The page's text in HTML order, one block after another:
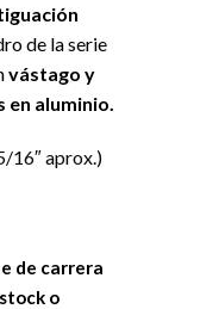
de la serie
vástago y
aluminio.
16″ aprox.)
de carrera
o